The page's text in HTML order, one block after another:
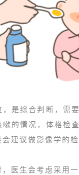
是综合判断，需
的情况，体格检
建议做影像学的
医生会考虑采用